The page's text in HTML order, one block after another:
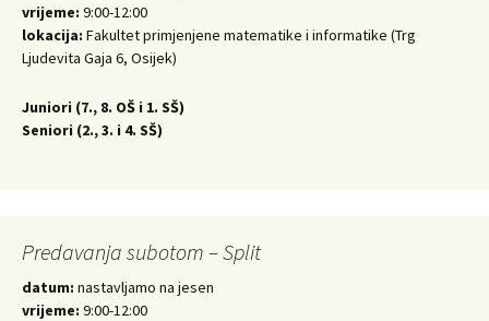
vrijeme: 9:00-12:00
lokacija: Fakultet primjenjene matematike i informatike (Trg
Ljudevita Gaja 6, Osijek)
Juniori (7., 8. OŠ i 1. SŠ)
Seniori (2., 3. i 4. SŠ)
Predavanja subotom – Split
datum: nastavljamo na jesen
vrijeme: 9:00-12:00